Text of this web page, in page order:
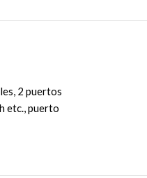
2 puertos
etc., puerto